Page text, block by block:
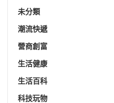
未分類
潮流快遞
營商創富
生活健康
生活百科
科技玩物